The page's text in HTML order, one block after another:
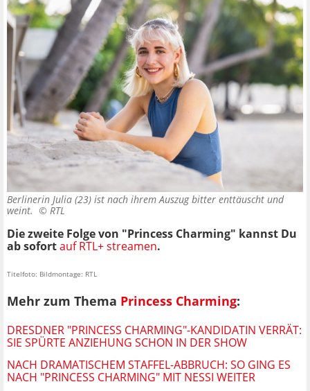
Berlinerin Julia (23) ist nach ihrem Auszug bitter enttäuscht und
weint. © RTL
Die zweite Folge von "Princess Charming" kannst Du
ab sofortauf RTL+ streamen.
Titelfoto: Bildmontage: RTL
Mehr zum Thema Princess Charming:
DRESDNER "PRINCESS CHARMING"-KANDIDATIN VERRÄT:
SIE SPÜRTE ANZIEHUNG SCHON IN DER SHOW
NACH DRAMATISCHEM STAFFEL-ABBRUCH: SO GING ES
NACH "PRINCESS CHARMING" MIT NESSI WEITER